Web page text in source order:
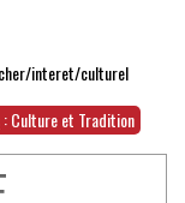
interet/culturel
: Culture et Tradition